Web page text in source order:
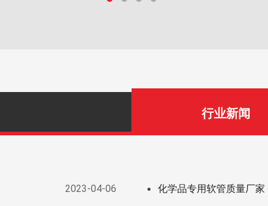
行业新闻
2023-04-06 ● 化学品专用软管质量厂家